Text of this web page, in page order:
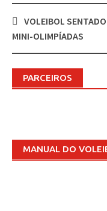
Post
navigation
VOLEIBOL
MINI-OLIMPÍADAS
PARCEIROS
MANUAL DO